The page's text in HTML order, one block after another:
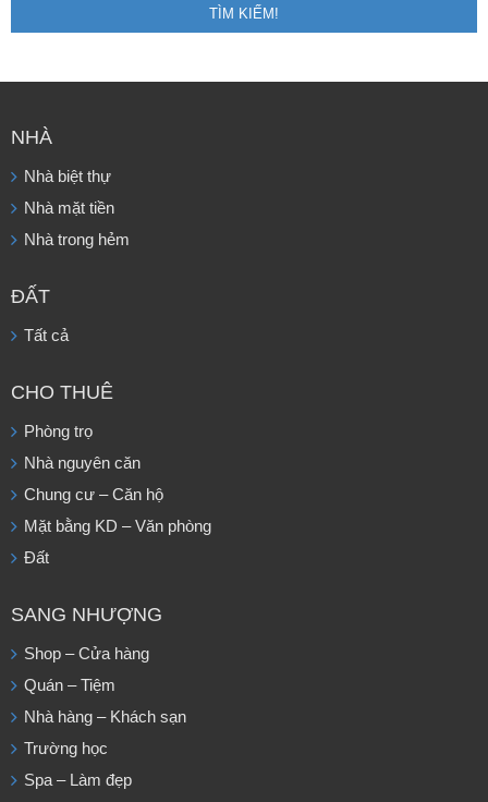
TÌM KIẾM!
NHÀ
Nhà biệt thự
Nhà mặt tiền
Nhà trong hẻm
ĐẤT
Tất cả
CHO THUÊ
Phòng trọ
Nhà nguyên căn
Chung cư – Căn hộ
Mặt bằng KD – Văn phòng
Đất
SANG NHƯỢNG
Shop – Cửa hàng
Quán – Tiệm
Nhà hàng – Khách sạn
Trường học
Spa – Làm đẹp